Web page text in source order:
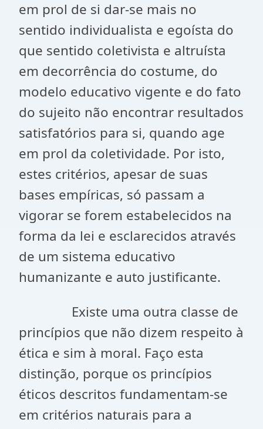
em prol de si dar-se mais no
sentido individualista e egoísta do
que sentido coletivista e altruísta
em decorrência do costume, do
modelo educativo vigente e do fato
do sujeito não encontrar resultados
satisfatórios para si, quando age
em prol da coletividade. Por isto,
estes critérios, apesar de suas
bases empíricas, só passam a
vigorar se forem estabelecidos na
forma da lei e esclarecidos através
de um sistema educativo
humanizante e auto justificante.
Existe uma outra classe de
princípios que não dizem respeito à
ética e sim à moral. Faço esta
distinção, porque os princípios
éticos descritos fundamentam-se
em critérios naturais para a